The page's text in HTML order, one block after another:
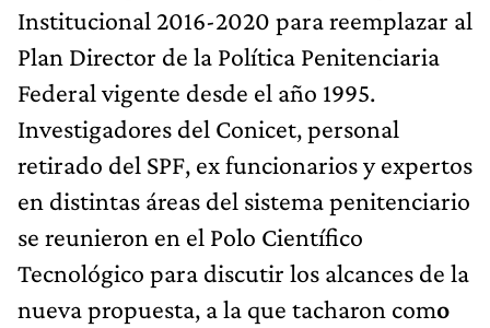
Institucional 2016-2020 para reemplazar al
Plan Director de la Política Penitenciaria
Federal vigente desde el año 1995.
Investigadores del Conicet, personal
retirado del SPF, ex funcionarios y expertos
en distintas áreas del sistema penitenciario
se reunieron en el Polo Científico
Tecnológico para discutir los alcances de la
nueva propuesta, a la que tacharon como